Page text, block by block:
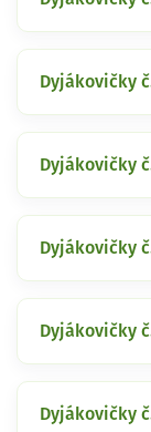
Dyjákovičky
Dyjákovičky
Dyjákovičky
Dyjákovičky
Dyjákovičky